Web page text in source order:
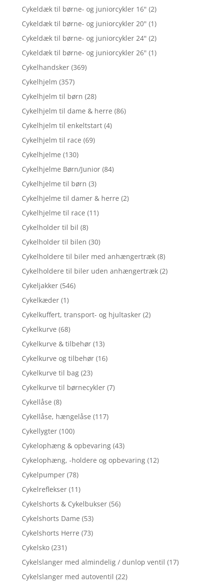
Cykeldæk til børne- og juniorcykler 16" (2)
Cykeldæk til børne- og juniorcykler 20" (1)
Cykeldæk til børne- og juniorcykler 24" (2)
Cykeldæk til børne- og juniorcykler 26" (1)
Cykelhandsker (369)
Cykelhjelm (357)
Cykelhjelm til børn (28)
Cykelhjelm til dame & herre (86)
Cykelhjelm til enkeltstart (4)
Cykelhjelm til race (69)
Cykelhjelme (130)
Cykelhjelme Børn/Junior (84)
Cykelhjelme til børn (3)
Cykelhjelme til damer & herre (2)
Cykelhjelme til race (11)
Cykelholder til bil (8)
Cykelholder til bilen (30)
Cykelholdere til biler med anhængertræk (8)
Cykelholdere til biler uden anhængertræk (2)
Cykeljakker (546)
Cykelkæder (1)
Cykelkuffert, transport- og hjultasker (2)
Cykelkurve (68)
Cykelkurve & tilbehør (13)
Cykelkurve og tilbehør (16)
Cykelkurve til bag (23)
Cykelkurve til børnecykler (7)
Cykellåse (8)
Cykellåse, hængelåse (117)
Cykellygter (100)
Cykelophæng & opbevaring (43)
Cykelophæng, -holdere og opbevaring (12)
Cykelpumper (78)
Cykelreflekser (11)
Cykelshorts & Cykelbukser (56)
Cykelshorts Dame (53)
Cykelshorts Herre (73)
Cykelsko (231)
Cykelslanger med almindelig / dunlop ventil (17)
Cykelslanger med autoventil (22)